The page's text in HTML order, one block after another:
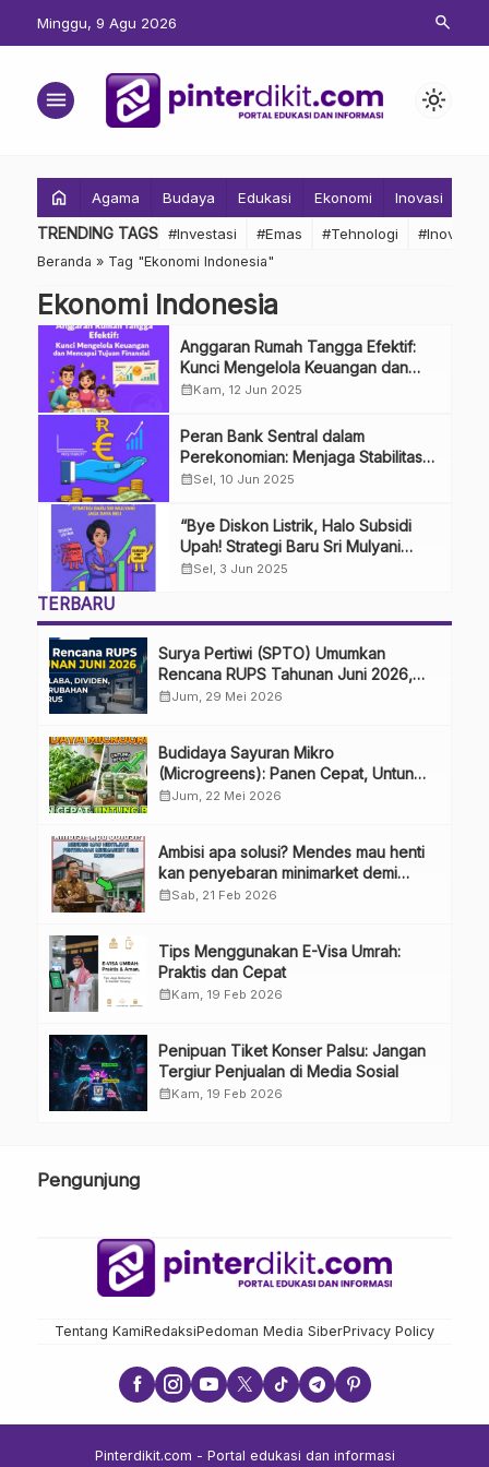
Minggu, 9 Agu 2026 search
menu light_mode
home Agama Budaya Edukasi Ekonomi Inovasi
TRENDING TAGS #Investasi #Emas #Tehnologi #Inovasi
Beranda » Tag "Ekonomi Indonesia"
Ekonomi Indonesia
Anggaran Rumah Tangga Efektif:
Kunci Mengelola Keuangan dan
Mencapai Tujuan Finansial
calendar_monthKam, 12 Jun 2025
Peran Bank Sentral dalam
Perekonomian: Menjaga Stabilitas
Harga dan Pertumbuhan
calendar_monthSel, 10 Jun 2025
“Bye Diskon Listrik, Halo Subsidi
Upah! Strategi Baru Sri Mulyani
Jaga Daya Beli”
calendar_monthSel, 3 Jun 2025
TERBARU
Surya Pertiwi (SPTO) Umumkan
Rencana RUPS Tahunan Juni 2026,
Bahas Penggunaan Laba Hingga
calendar_monthJum, 29 Mei 2026
Budidaya Sayuran Mikro
(Microgreens): Panen Cepat, Untung
Besar
calendar_monthJum, 22 Mei 2026
Ambisi apa solusi? Mendes mau henti
kan penyebaran minimarket demi
kopdes.
calendar_monthSab, 21 Feb 2026
Tips Menggunakan E-Visa Umrah:
Praktis dan Cepat
calendar_monthKam, 19 Feb 2026
Penipuan Tiket Konser Palsu: Jangan
Tergiur Penjualan di Media Sosial
calendar_monthKam, 19 Feb 2026
Pengunjung
Tentang KamiRedaksiPedoman Media SiberPrivacy Policy
Pinterdikit.com - Portal edukasi dan informasi